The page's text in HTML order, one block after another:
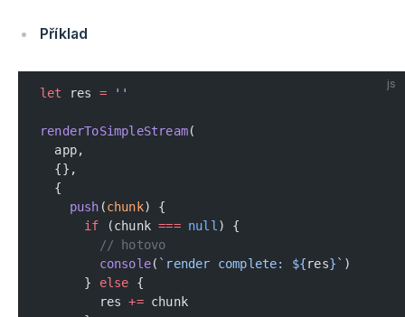
Příklad
js
let res = ''
renderToSimpleStream(
  app,
  {},
  {
    push
(chunk) {
      if
(chunk === null ) {
        // hotovo
        console
( `render complete: ${res}` )
      }
else {
        res
+= chunk